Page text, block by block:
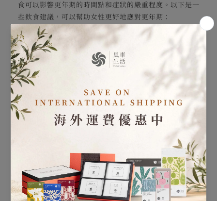
食可以影響更年期的時間點和症狀的嚴重程度。以下是一
些飲食建議，可以幫助女性更好地應對更年期：
攝取足夠的鈣和維生素D：鈣和維生素D對於骨骼健康非
常重要。在更年期期間，女性的骨骼容易變脆弱，容易
出現骨質疏鬆症。
增加蔬菜和水果的攝入：蔬菜和水果富含維生素、礦物
質和抗氧化劑，對於維持身體健康非常重要。
限制咖啡因和酒精的攝入：過量的咖啡因和酒精可能會
加重更年期症狀，如熱潮紅和睡眠問題。
更年期的自然過程，但可以積極預防
更年期是女性生理上的自然過程，無法完全避免。然而，
一些健康的生活習慣和飲食選擇可以幫助女性更好地應對
更年期。保持良好的營養狀態、適當的運動和尋求專業的
醫療建議都是管理更年期的有效途徑。
了解更多「風車生活」專屬更年期調理方案